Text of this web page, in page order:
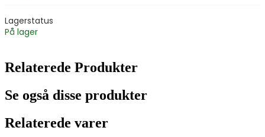
Lagerstatus
På lager
Relaterede Produkter
Se også disse produkter
Relaterede varer